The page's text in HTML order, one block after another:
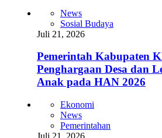
News
Sosial Budaya
Juli 21, 2026
Pemerintah Kabupaten
Penghargaan Desa dan
Anak pada HAN 2026
Ekonomi
News
Pemerintahan
Juli 21, 2026